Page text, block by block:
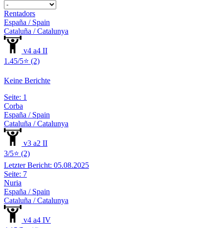
Rentadors
España / Spain
Cataluña / Catalunya
v4 a4 II
1.45/5⭐ (2)
Keine Berichte
Seite: 1
Corba
España / Spain
Cataluña / Catalunya
v3 a2 II
3/5⭐ (2)
Letzter Bericht: 05.08.2025
Seite: 7
Nuria
España / Spain
Cataluña / Catalunya
v4 a4 IV